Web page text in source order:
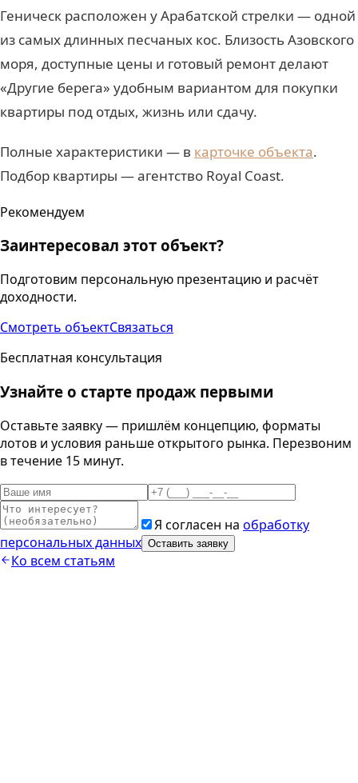
Геническ расположен у Арабатской стрелки — одной
из самых длинных песчаных кос. Близость Азовского
моря, доступные цены и готовый ремонт делают
«Другие берега» удобным вариантом для покупки
квартиры под отдых, жизнь или сдачу.
Полные характеристики — в карточке объекта.
Подбор квартиры — агентство Royal Coast.
Рекомендуем
Заинтересовал этот объект?
Подготовим персональную презентацию и расчёт
доходности.
Смотреть объектСвязаться
Бесплатная консультация
Узнайте о старте продаж первыми
Оставьте заявку — пришлём концепцию, форматы
лотов и условия раньше открытого рынка. Перезвоним
в течение 15 минут.
Я согласен на обработку
персональных данных Оставить заявку
Ко всем статьям